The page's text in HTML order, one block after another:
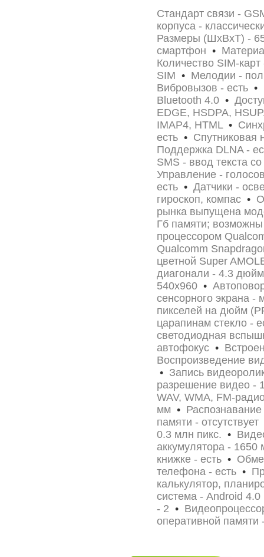
Стандарт связи -
корпуса -
Размеры (ШxВxТ) -
смартфон •
Количество SIM-
SIM • Мелодии -
Вибровызов - есть •
Bluetooth 4.0 •
EDGE, HSDPA,
IMAP4, HTML •
есть •
Поддержка DLNA -
SMS - ввод текста
Управление -
есть • Датчики -
гироскоп, компас •
рынка выпущена
Гб памяти;
процессором
Qualcomm
цветной Super
диагонали - 4.3
540x960 •
сенсорного экрана -
пикселей на дюйм
царапинам стекло -
светодиодная
автофокус •
Воспроизведение
• Запись
разрешение видео -
WAV, WMA, FM-
мм •
памяти - отсутствует
0.3 млн пикс. •
аккумулятора -
книжке - есть •
телефона - есть •
калькулятор,
система - Android
- 2 •
оперативной памяти